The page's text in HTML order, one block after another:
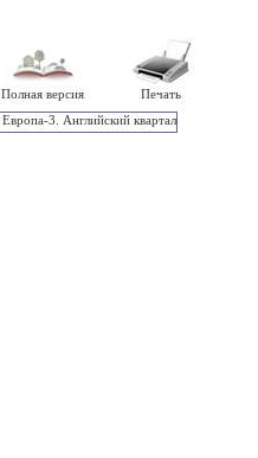
Полная версия Печать